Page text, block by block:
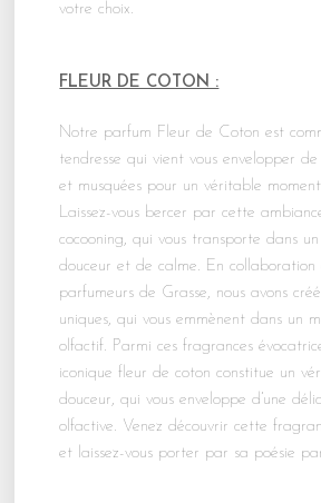
votre choix.
FLEUR DE COTON :
Notre parfum Fleur de Coton est
tendresse qui vient vous envelopper
et musquées pour un véritable
Laissez-vous bercer par cette
cocooning, qui vous transporte dans
douceur et de calme. En collaboration
parfumeurs de Grasse, nous avons
uniques, qui vous emmènent dans un
olfactif. Parmi ces fragrances
iconique fleur de coton constitue un
douceur, qui vous enveloppe d’une
olfactive. Venez découvrir cette
et laissez-vous porter par sa poésie